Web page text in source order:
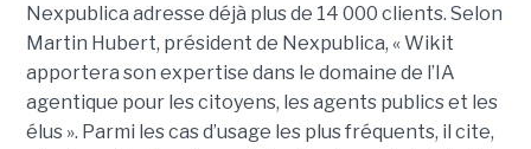
Nexpublica adresse déjà plus de 14 000 clients. Selon
Martin Hubert, président de Nexpublica, « Wikit
apportera son expertise dans le domaine de l’IA
agentique pour les citoyens, les agents publics et les
élus ». Parmi les cas d’usage les plus fréquents, il cite,